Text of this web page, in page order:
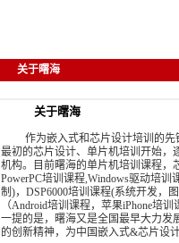
关于曙海
关于曙海
作为嵌入式和芯片设计培训的先
最初的芯片设计、单片机培训开始，
机构。目前曙海的单片机培训课程，
PowerPC培训课程,Windows驱动培
制)，DSP6000培训课程(系统开发，
（Android培训课程，苹果iPhone培
一提的是，曙海又是全国最早大力发
的创新精神，为中国嵌入式&芯片设